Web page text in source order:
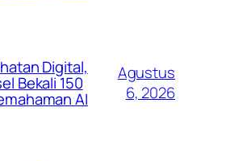
Digital,
Bekali 150
AI
Agustus
6, 2026